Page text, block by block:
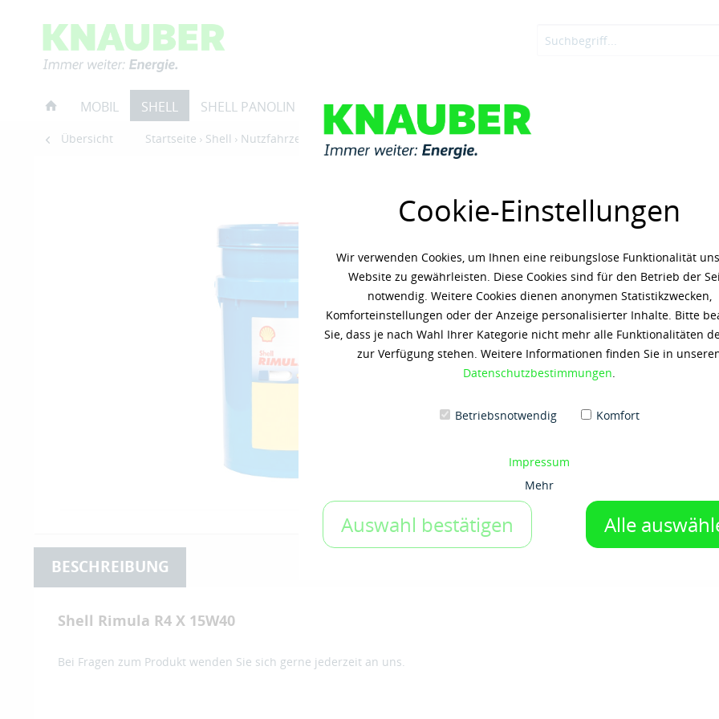
Cookie-Einstellungen
Wir verwenden Cookies, um Ihnen eine reibungslose Funktionalität
Website zu gewährleisten. Diese Cookies sind für den Betrieb der
notwendig. Weitere Cookies dienen anonymen Statistikzwecken,
Komforteinstellungen oder der Anzeige personalisierter Inhalte. Bitte
Sie, dass je nach Wahl Ihrer Kategorie nicht mehr alle Funktionalitäten
zur Verfügung stehen. Weitere Informationen finden Sie in
Datenschutzbestimmungen.
Betriebsnotwendig Komfort
Impressum
Mehr
Auswahl bestätigen Alle
MOBIL SHELL SHELL PANOLIN RESTPOSTEN ADBLUE® KNAUBER ENERGIE
Übersicht Startseite Shell Nutzfahrzeug Motorenöle
Shell Rimula
89,29 € *
(4,47 € / 1
Inhalt: 20 Liter
Artikel-Nr.: g50036738
Gebinde:
20 ltr-Kanister
BESCHREIBUNG
Shell Rimula R4 X 15W40
Bei Fragen zum Produkt wenden Sie sich gerne jederzeit an uns.